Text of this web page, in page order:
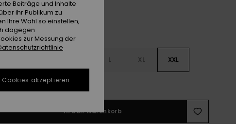
L XL XXL
Größentabelle ansehen
In den Warenkorb
Beiträge und Inhalte
ihr Publikum zu
Ihre Wahl so einstellen,
dagegen
zur Messung der
Cookies akzeptieren